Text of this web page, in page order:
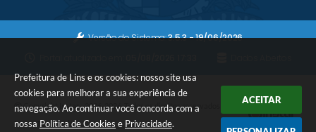
Prefeitura de Lins e os cookies: nosso site usa
cookies para melhorar a sua experiência de
navegação. Ao continuar você concorda com a
nossa Política de Cookies e Privacidade.
ACEITAR
Educação
Infraestrutura
Meio Ambiente
Versão do Sistema:3.5.3 - 19/06/2026
Copyright Instar - 2006-2026. Todos os direitos reservados -
Instar Tecnologia